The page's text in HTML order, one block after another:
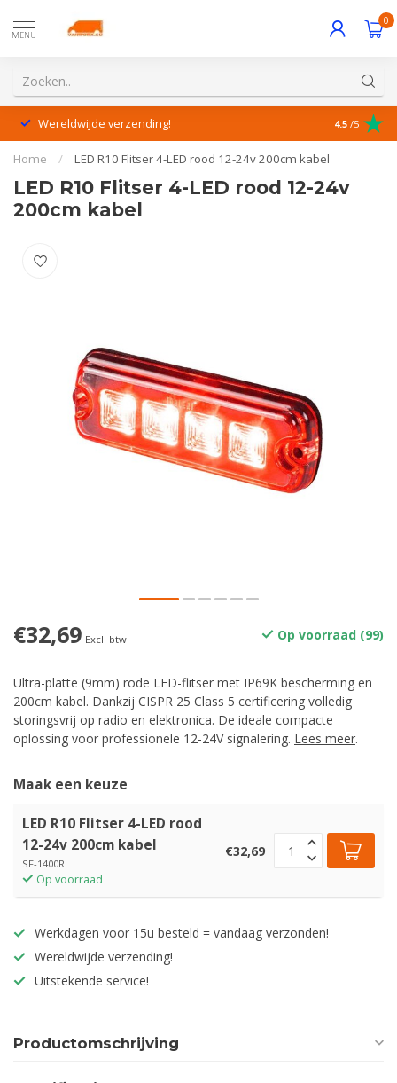
MENU
0
Wereldwijde verzending! 4.5 /5
Home / LED R10 Flitser 4-LED rood 12-24v 200cm kabel
LED R10 Flitser 4-LED rood 12-24v
200cm kabel
€32,69 Excl. btw Op voorraad (99)
Ultra-platte (9mm) rode LED-flitser met IP69K bescherming en
200cm kabel. Dankzij CISPR 25 Class 5 certificering volledig
storingsvrij op radio en elektronica. De ideale compacte
oplossing voor professionele 12-24V signalering. Lees meer.
Maak een keuze
LED R10 Flitser 4-LED rood
12-24v 200cm kabel
SF-1400R
Op voorraad
€32,69
Werkdagen voor 15u besteld = vandaag verzonden!
Wereldwijde verzending!
Uitstekende service!
Productomschrijving